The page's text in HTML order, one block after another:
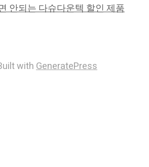
안되는 다슈다운텍 할인 제품
withGeneratePress